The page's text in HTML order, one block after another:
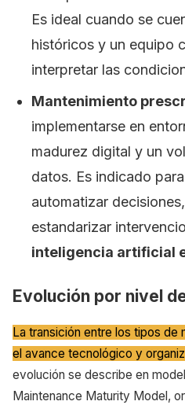
Es ideal cuando se
históricos y un equipo
interpretar las
Mantenimiento
implementarse en
madurez digital y un
datos. Es indicado
automatizar
estandarizar
inteligencia artificial
Evolución por nivel
La transición entre los tipos de
el avance tecnológico y
evolución se describe en
Maintenance Maturity Model,